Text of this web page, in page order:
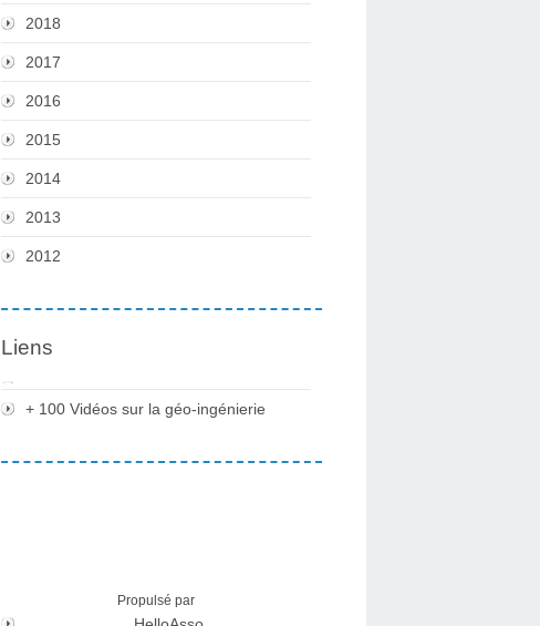
2018
2017
2016
2015
2014
2013
2012
Liens
+ 100 Vidéos sur la géo-ingénierie
Propulsé par